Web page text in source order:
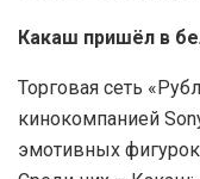
Какаш пришёл в
Торговая сеть
кинокомпанией
эмотивных